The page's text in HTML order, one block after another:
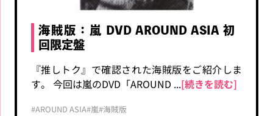
海賊版：嵐 DVD AROUND ASIA 初
回限定盤
『推しトク』で確認された海賊版をご紹介しま
す。 今回は嵐のDVD「AROUND ...[続きを読む]
#AROUND ASIA#嵐#海賊版